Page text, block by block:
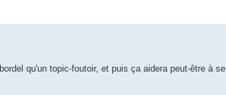
qu'un topic-foutoir, et puis ça aidera peut-être à se